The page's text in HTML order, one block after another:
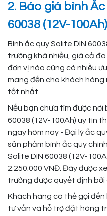
2. Báo giá bình Ắc
60038 (12V-100Ah)
Bình ắc quy Solite DIN
trường khá nhiều, giá cả
đơn vị nào cũng có nhiều
mang đến cho khách hàng
tốt nhất.
Nếu bạn chưa tìm được nơi
60038 (12V-100Ah) uy tín
ngay hôm nay - Đại lý ắc
sản phẩm bình ắc quy
Solite DIN 60038 (12V-
2.250.000 VNĐ. Đây được
trường được quyết định
Khách hàng có thể gọi
tư vấn và hỗ trợ đặt hàng